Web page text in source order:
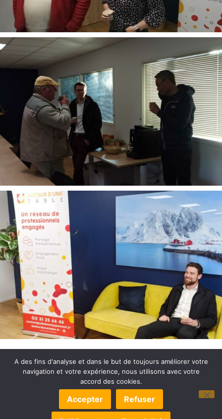
© 2022-2025 OLB DÉVELOPPEMENT –MENTIONS LÉGALES
POLITIQUE DE CONFIDENTIALITÉ
EXERCEZ VOS DROITS–GÉRER LES COOKIES
A des fins d'analyse et dans le but de toujours améliorer votre
navigation et votre expérience, nous utilisons avec votre
accord des cookies.
Accepter Refuser